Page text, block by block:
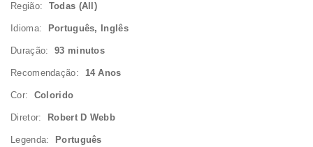
Região: Todas (All)
Idioma: Português, Inglês
Duração: 93 minutos
Recomendação: 14 Anos
Cor: Colorido
Diretor: Robert D Webb
Legenda: Português